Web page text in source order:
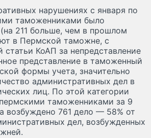
нарушениях с января по
таможенниками было
211 больше, чем в прошлом
в Пермской таможне, с
статьи КоАП за непредставление
представление в таможенный
формы учета, значительно
административных дел в
лиц. По этой категории
таможенниками за 9
возбуждено 761 дело — 58% от
дел, возбужденных